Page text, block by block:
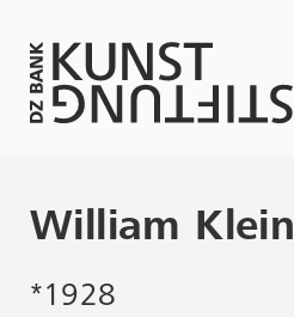
William Klein
*1928